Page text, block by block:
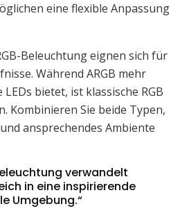
eine flexible Anpassung
Beleuchtung eignen sich für
Während ARGB mehr
bietet, ist klassische RGB
Kombinieren Sie beide Typen,
ansprechendes Ambiente
verwandelt
in eine inspirierende
Umgebung.“